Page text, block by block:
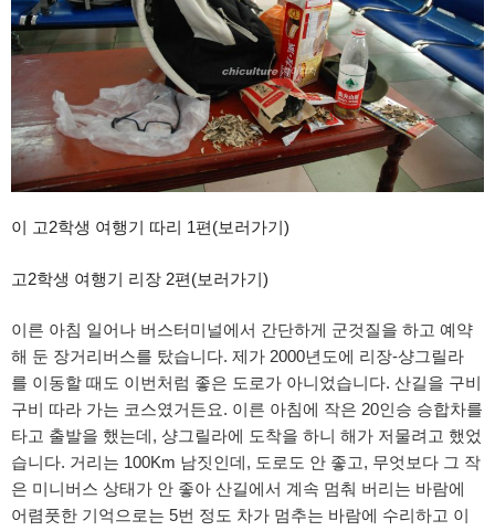
이 고2학생 여행기 따리 1편(보러가기)
고2학생 여행기 리장 2편(보러가기)
이른 아침 일어나 버스터미널에서 간단하게 군것질을 하고 예약
해 둔 장거리버스를 탔습니다. 제가 2000년도에 리장-샹그릴라
를 이동할 때도 이번처럼 좋은 도로가 아니었습니다. 산길을 구비
구비 따라 가는 코스였거든요. 이른 아침에 작은 20인승 승합차를
타고 출발을 했는데, 샹그릴라에 도착을 하니 해가 저물려고 했었
습니다. 거리는 100Km 남짓인데, 도로도 안 좋고, 무엇보다 그 작
은 미니버스 상태가 안 좋아 산길에서 계속 멈춰 버리는 바람에
어렴풋한 기억으로는 5번 정도 차가 멈추는 바람에 수리하고 이